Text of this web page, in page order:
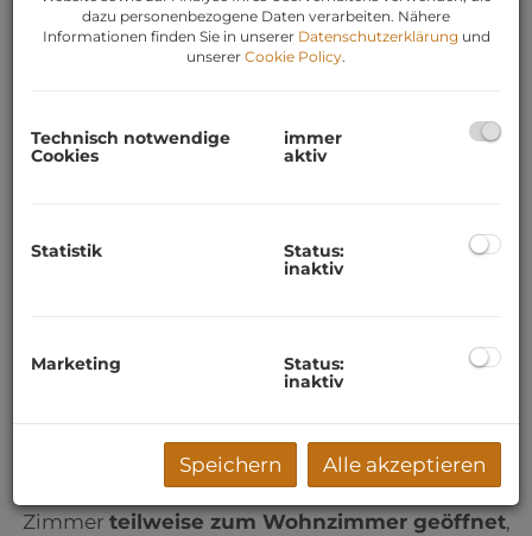
Erfolgreich verkauft wurde eine
durchdachte
Raumaufteilung
, einehochwertige
Ursprünglich als
4-Zimmer-Wohnung
ein Zimmer alsSchrankrauman das
Schlafzimmer angeschlossen und ein weiteres
Zimmer teilweise zum Wohnzimmer geöffnet,
dazu personenbezogene Daten verarbeiten. Nähere
Informationen finden Sie in unserer Datenschutzerklärung und
unserer Cookie Policy.
Technisch notwendige
Cookies
immer
aktiv
Statistik
Status:
inaktiv
Marketing
Status:
inaktiv
Speichern Alle akzeptieren